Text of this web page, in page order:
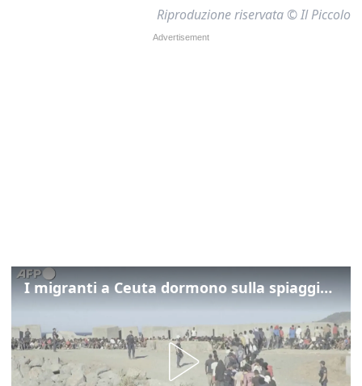
Riproduzione riservata © Il Piccolo
I migranti a Ceuta dormono sulla spiaggia: "Vogliamo entrare in Europa"